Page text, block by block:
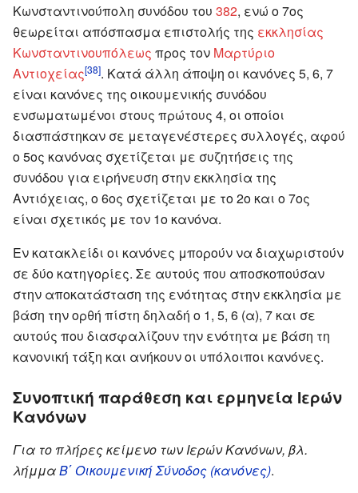
Κωνσταντινούπολη συνόδου του 382, ενώ ο 7ος
θεωρείται απόσπασμα επιστολής της εκκλησίας
Κωνσταντινουπόλεως προς τον Μαρτύριο
Αντιοχείας[38]. Κατά άλλη άποψη οι κανόνες 5, 6, 7
είναι κανόνες της οικουμενικής συνόδου
ενσωματωμένοι στους πρώτους 4, οι οποίοι
διασπάστηκαν σε μεταγενέστερες συλλογές, αφού
ο 5ος κανόνας σχετίζεται με συζητήσεις της
συνόδου για ειρήνευση στην εκκλησία της
Αντιόχειας, ο 6ος σχετίζεται με το 2ο και ο 7ος
είναι σχετικός με τον 1ο κανόνα.
Εν κατακλείδι οι κανόνες μπορούν να διαχωριστούν
σε δύο κατηγορίες. Σε αυτούς που αποσκοπούσαν
στην αποκατάσταση της ενότητας στην εκκλησία με
βάση την ορθή πίστη δηλαδή ο 1, 5, 6 (α), 7 και σε
αυτούς που διασφαλίζουν την ενότητα με βάση τη
κανονική τάξη και ανήκουν οι υπόλοιποι κανόνες.
Συνοπτική παράθεση και ερμηνεία Ιερών
Κανόνων
Για το πλήρες κείμενο των Ιερών Κανόνων, βλ.
λήμμαΒ΄ Οικουμενική Σύνοδος (κανόνες).